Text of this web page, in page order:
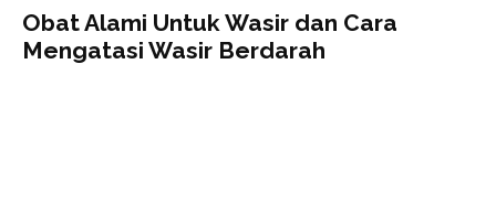
Obat Alami Untuk Wasir dan Cara
Mengatasi Wasir Berdarah